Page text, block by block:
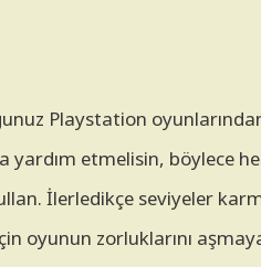
Playstation
yardım etmelisin, böylece
İlerledikçe seviyeler
oyunun zorluklarını aşmaya